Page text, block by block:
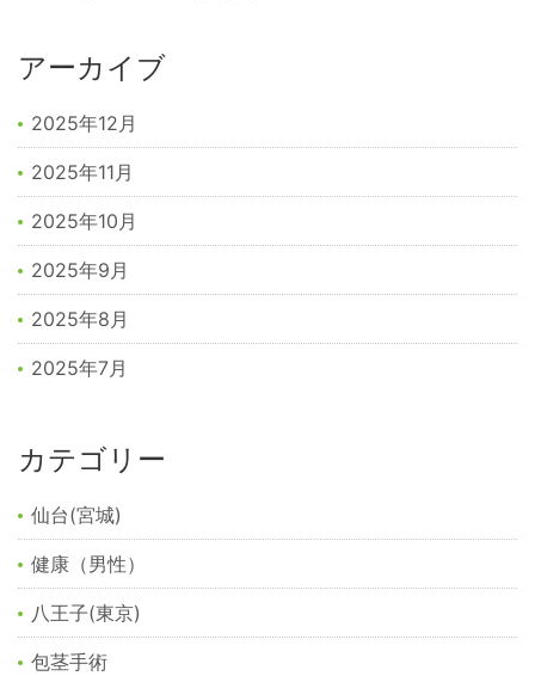
アーカイブ
2025年12月
2025年11月
2025年10月
2025年9月
2025年8月
2025年7月
カテゴリー
仙台(宮城)
健康（男性）
八王子(東京)
包茎手術